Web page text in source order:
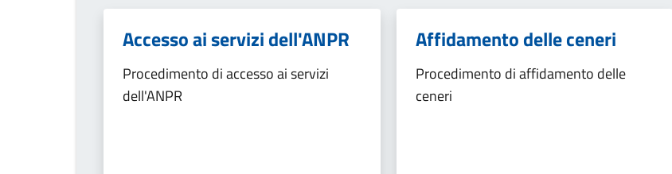
Accesso ai servizi dell'ANPR
Procedimento di accesso ai servizi
dell'ANPR
Affidamento delle ceneri
Procedimento di affidamento delle
ceneri